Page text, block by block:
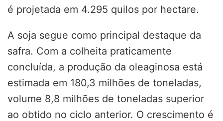
é projetada em 4.295 quilos por hectare.
A soja segue como principal destaque da
safra. Com a colheita praticamente
concluída, a produção da oleaginosa está
estimada em 180,3 milhões de toneladas,
volume 8,8 milhões de toneladas superior
ao obtido no ciclo anterior. O crescimento é